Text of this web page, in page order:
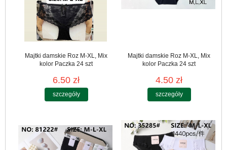
Majtki damskie Roz M-XL, Mix
kolor Paczka 24 szt
6.50 zł
szczegóły
Majtki damskie Roz M-XL, Mix
kolor Paczka 24 szt
4.50 zł
szczegóły